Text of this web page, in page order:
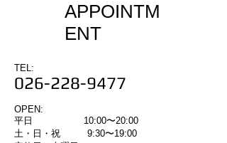
APPOINTM
ENT
TEL:
026-228-9477
OPEN:
平日 10:00〜20:00
土・日・祝 9:30〜19:00